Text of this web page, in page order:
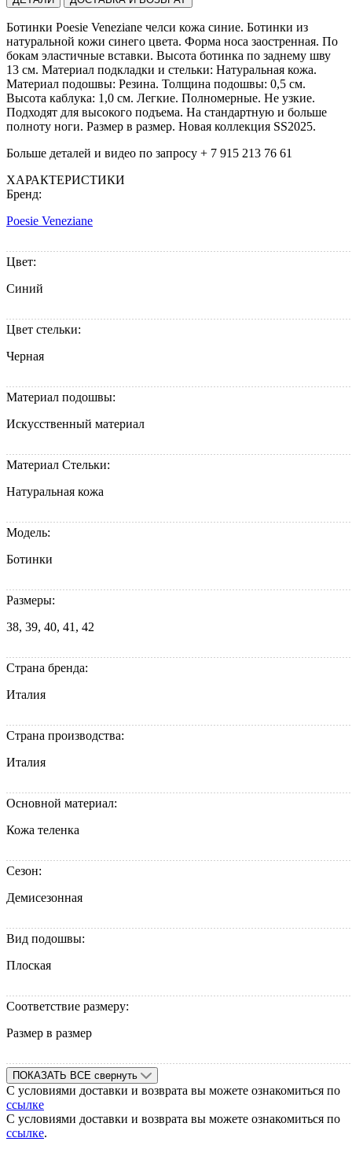
Ботинки Poesie Veneziane челси кожа синие. Ботинки из
натуральной кожи синего цвета. Форма носа заостренная. По
бокам эластичные вставки. Высота ботинка по заднему шву
13 см. Материал подкладки и стельки: Натуральная кожа.
Материал подошвы: Резина. Толщина подошвы: 0,5 см.
Высота каблука: 1,0 см. Легкие. Полномерные. Не узкие.
Подходят для высoкого подъема. На стандартную и больше
полноту ноги. Размер в размер. Новая коллекция SS2025.
Больше деталей и видео по запросу + 7 915 213 76 61
ХАРАКТЕРИСТИКИ
Бренд:
Poesie Veneziane
Цвет:
Синий
Цвет стельки:
Черная
Материал подошвы:
Искусственный материал
Материал Стельки:
Натуральная кожа
Модель:
Ботинки
Размеры:
38, 39, 40, 41, 42
Страна бренда:
Италия
Страна производства:
Италия
Основной материал:
Кожа теленка
Сезон:
Демисезонная
Вид подошвы:
Плоская
Соответствие размеру:
Размер в размер
ПОКАЗАТЬ ВСЕ свернуть
С условиями доставки и возврата вы можете ознакомиться по
ссылке
С условиями доставки и возврата вы можете ознакомиться по
ссылке.